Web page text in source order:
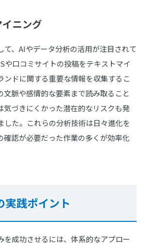
ニング
て、AIやデータ分析の活用が注目されて
や口コミサイトの投稿をテキストマイ
ンドに関する重要な情報を収集するこ
文脈や感情的な要素まで読み取ること
気づきにくかった潜在的なリスクも発
した。これらの分析技術は日々進化を
確認が必要だった作業の多くが効率化
実践ポイント
を成功させるには、体系的なアプロー